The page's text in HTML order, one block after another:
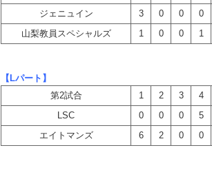
ジェニュイン
3 0 0 0
山梨教員スペシャルズ
1 0 0 1
【Lパート】
第2試合
1 2 3 4
LSC
0 0 0 5
エイトマンズ
6 2 0 0